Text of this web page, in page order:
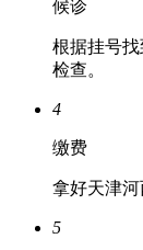
候诊
根据挂号
检查。
4
缴费
拿好天津河
5